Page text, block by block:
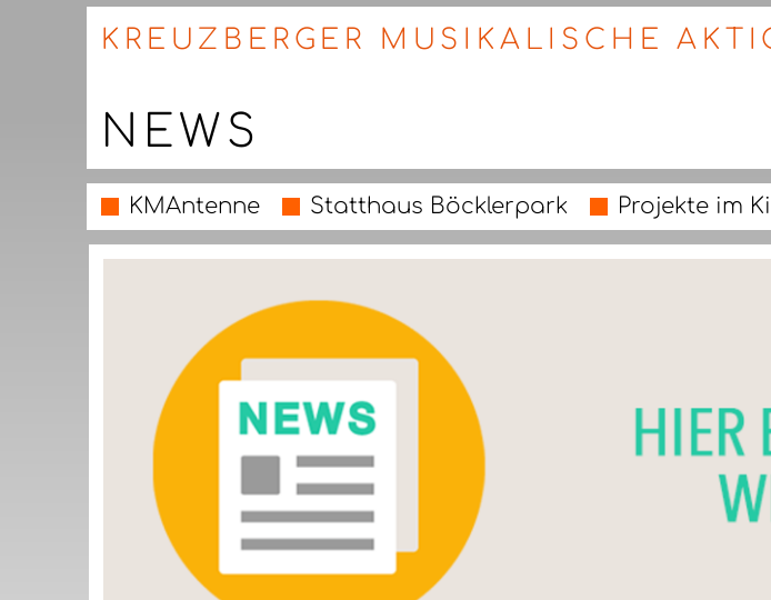
KREUZBERGER MUSIKALISCHE
NEWS
KMAntenne Statthaus Böcklerpark Projekte im